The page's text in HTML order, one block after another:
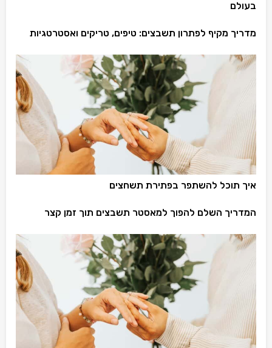
בעולם
מדריך מקיף לפתרון תשבצים: טיפים, טריקים ואסטרטגיות
איך תוכל להשתפר בפתירת תשחצים
המדריך השלם להפוך למאסטר תשבצים תוך זמן קצר